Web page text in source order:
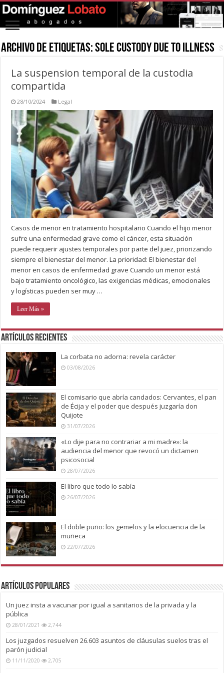
Archivo de Etiquetas:Sole custody due to illness
La suspension temporal de la custodia
compartida
28/10/2024 Legal
Casos de menor en tratamiento hospitalario Cuando el hijo menor
sufre una enfermedad grave como el cáncer, esta situación
puede requerir ajustes temporales por parte del juez, priorizando
siempre el bienestar del menor. La prioridad: El bienestar del
menor en casos de enfermedad grave Cuando un menor está
bajo tratamiento oncológico, las exigencias médicas, emocionales
y logísticas pueden ser muy …
Leer Más »
Artículos recientes
La corbata no adorna: revela carácter
03/08/2026
El comisario que abría candados: Cervantes, el pan
de Écija y el poder que después juzgaría don
Quijote
31/07/2026
«Lo dije para no contrariar a mi madre»: la
audiencia del menor que revocó un dictamen
psicosocial
28/07/2026
El libro que todo lo sabía
26/07/2026
El doble puño: los gemelos y la elocuencia de la
muñeca
22/07/2026
Artículos Populares
Un juez insta a vacunar por igual a sanitarios de la privada y la
pública
28/01/2021 2,744
Los juzgados resuelven 26.603 asuntos de cláusulas suelos tras el
parón judicial
11/11/2020 2,705